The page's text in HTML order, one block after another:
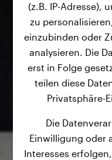
(z.B. IP-Adresse),
zu
einzubinden oder
analysieren. Die
erst in Folge
teilen diese
Privatsphäre-
Die
Einwilligung oder
Interesses